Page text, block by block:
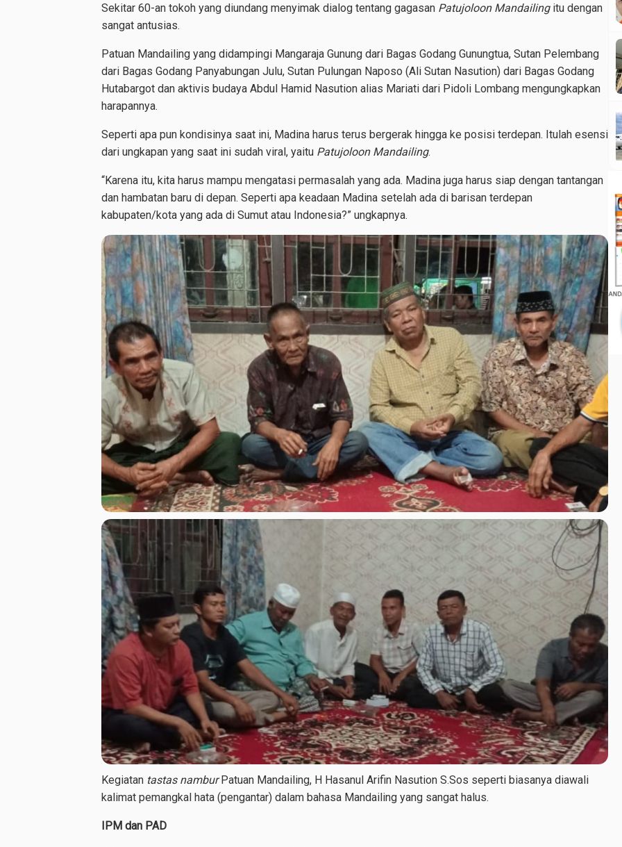
Sekitar 60-an tokoh yang diundang menyimak dialog tentang gagasan Patujoloon Mandailingitu dengan
sangat antusias.
Patuan Mandailing yang didampingi Mangaraja Gunung dari Bagas Godang Gunungtua, Sutan Pelembang
dari Bagas Godang Panyabungan Julu, Sutan Pulungan Naposo (Ali Sutan Nasution) dari Bagas Godang
Hutabargot dan aktivis budaya Abdul Hamid Nasution alias Mariati dari Pidoli Lombang mengungkapkan
harapannya.
Seperti apa pun kondisinya saat ini, Madina harus terus bergerak hingga ke posisi terdepan. Itulah esensi
dari ungkapan yang saat ini sudah viral, yaitu Patujoloon Mandailing.
“Karena itu, kita harus mampu mengatasi permasalah yang ada. Madina juga harus siap dengan tantangan
dan hambatan baru di depan. Seperti apa keadaan Madina setelah ada di barisan terdepan
kabupaten/kota yang ada di Sumut atau Indonesia?” ungkapnya.
Kegiatan tastas namburPatuan Mandailing, H Hasanul Arifin Nasution S.Sos seperti biasanya diawali
kalimat pemangkal hata (pengantar) dalam bahasa Mandailing yang sangat halus.
IPM dan PAD